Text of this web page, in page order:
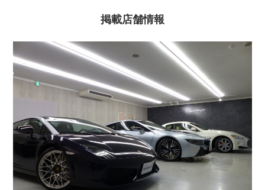
掲載店舗情報